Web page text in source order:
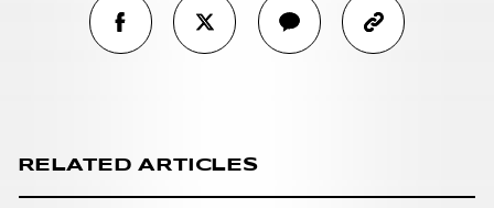
RELATED ARTICLES